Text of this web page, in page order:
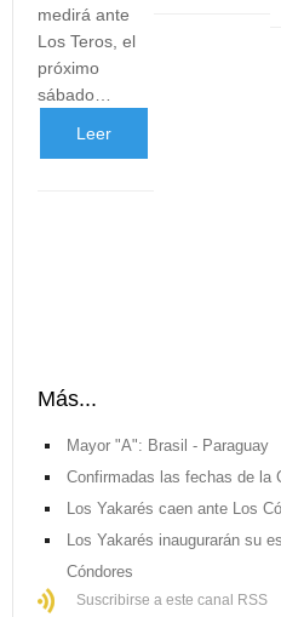
medirá ante
Los Teros, el
próximo
sábado…
Leer
Más...
Mayor "A": Brasil - Paraguay
Confirmadas las fechas de la
Los Yakarés caen ante Los
Los Yakarés inaugurarán su
Cóndores
Suscribirse a este canal RSS